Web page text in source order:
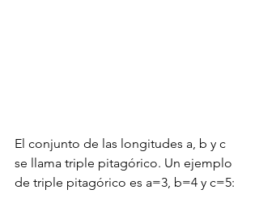
El conjunto de las longitudes a, b y c
se llama triple pitagórico. Un ejemplo
de triple pitagórico es a=3, b=4 y c=5: